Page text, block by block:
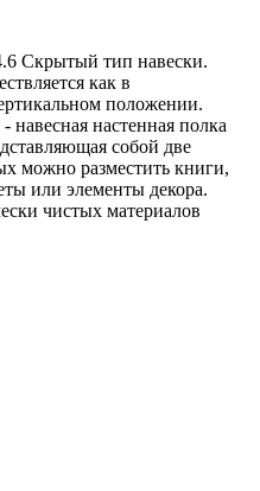
Скрытый тип навески.
как в
положении.
настенная полка
собой две
можно разместить книги,
или элементы декора.
чистых материалов